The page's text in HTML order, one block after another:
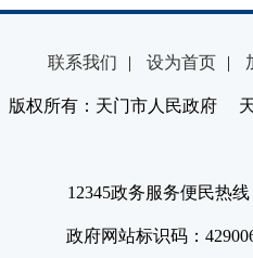
联系我们 | 设为首页 |
版权所有：天门市人民政府
12345政务服务便民热
政府网站标识码：